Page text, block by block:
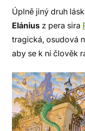
Úplně jiný druh
Elánius z pera sira
tragická, osudová
aby se k ní člověk